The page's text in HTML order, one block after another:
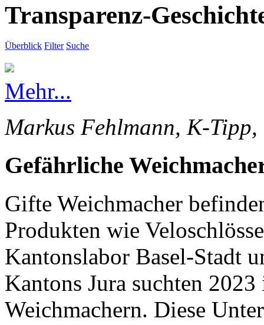
Transparenz-
Überblick Filter Suche
Mehr...
Markus Fehlmann, K-Tipp,
Gefährliche
Gifte Weichmacher
Produkten wie
Kantonslabor Basel-Stadt
Kantons Jura suchten
Weichmachern. Diese